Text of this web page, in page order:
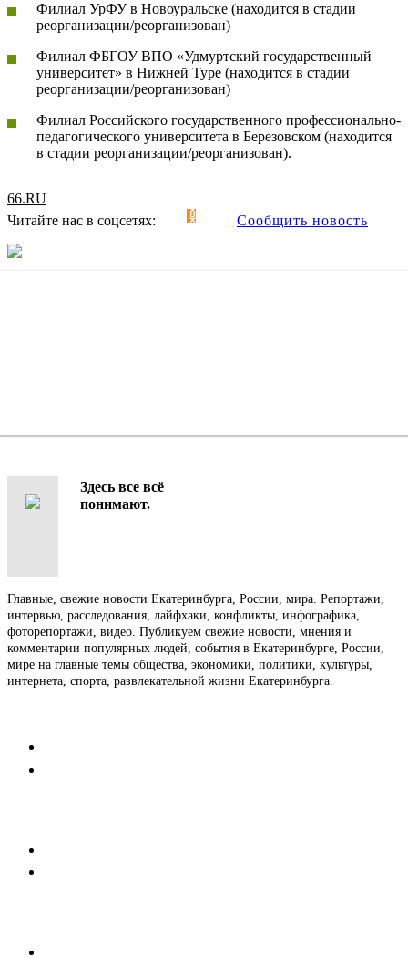
Филиал УрФУ в Новоуральске (находится в стадии
реорганизации/реорганизован)
Филиал ФБГОУ ВПО «Удмуртский государственный
университет» в Нижней Туре (находится в стадии
реорганизации/реорганизован)
Филиал Российского государственного профессионально-
педагогического университета в Березовском (находится
в стадии реорганизации/реорганизован).
66.RU
Читайте нас в соцсетях:
Сообщить новость
Здесь все всё
понимают.
Главные, свежие новости Екатеринбурга, России, мира. Репортажи,
интервью, расследования, лайфхаки, конфликты, инфографика,
фоторепортажи, видео. Публикуем свежие новости, мнения и
комментарии популярных людей, события в Екатеринбурге, России,
мире на главные темы общества, экономики, политики, культуры,
интернета, спорта, развлекательной жизни Екатеринбурга.